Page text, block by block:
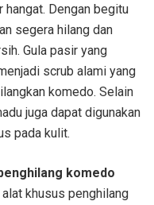
hangat. Dengan begitu
segera hilang dan
Gula pasir yang
scrub alami yang
komedo. Selain
juga dapat digunakan
pada kulit.
komedo
khusus penghilang